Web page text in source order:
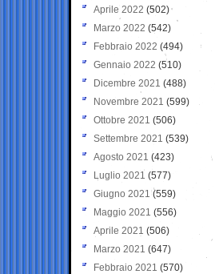
Aprile 2022 (502)
Marzo 2022 (542)
Febbraio 2022 (494)
Gennaio 2022 (510)
Dicembre 2021 (488)
Novembre 2021 (599)
Ottobre 2021 (506)
Settembre 2021 (539)
Agosto 2021 (423)
Luglio 2021 (577)
Giugno 2021(559)
Maggio 2021 (556)
Aprile 2021 (506)
Marzo 2021 (647)
Febbraio 2021 (570)